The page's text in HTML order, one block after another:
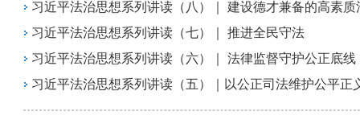
习近平法治思想系列讲读（八）｜ 建设德才兼备的高素
习近平法治思想系列讲读（七）｜ 推进全民守法
习近平法治思想系列讲读（六）｜ 法律监督守护公正底线
习近平法治思想系列讲读（五）｜以公正司法维护公平正